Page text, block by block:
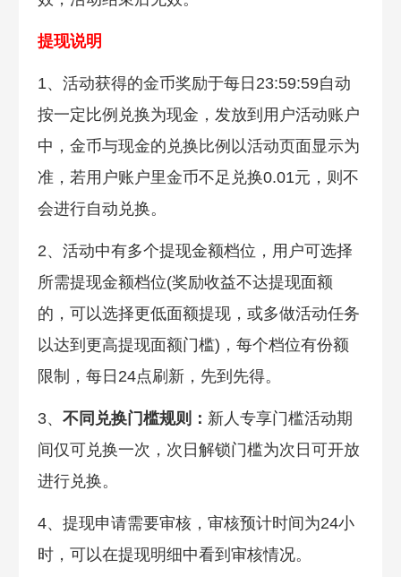
提现说明
1、活动获得的金币奖励于每日23:59:59自动
按一定比例兑换为现金，发放到用户活动账户
中，金币与现金的兑换比例以活动页面显示为
准，若用户账户里金币不足兑换0.01元，则不
会进行自动兑换。
2、活动中有多个提现金额档位，用户可选择
所需提现金额档位(奖励收益不达提现面额
的，可以选择更低面额提现，或多做活动任务
以达到更高提现面额门槛)，每个档位有份额
限制，每日24点刷新，先到先得。
3、 不同兑换门槛规则： 新人专享门槛活动期
间仅可兑换一次，次日解锁门槛为次日可开放
进行兑换。
4、提现申请需要审核，审核预计时间为24小
时，可以在提现明细中看到审核情况。